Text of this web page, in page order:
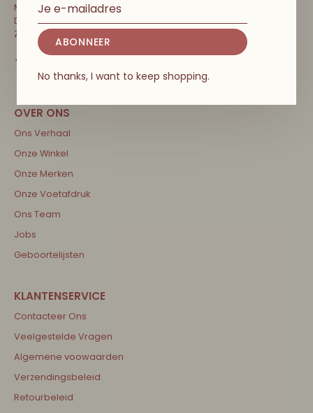
Ma-Vrij: 10u-13u en 13u30-18u30
Di: Terug open! 10u-13u en 13u30-18u30
Za, zo, vakanties & feestdagen: 10u-18u30
Ons Verhaal
Onze Winkel
Onze Merken
Onze Voetafdruk
Ons Team
Jobs
Geboortelijsten
Contacteer Ons
Veelgestelde Vragen
Algemene voowaarden
Verzendingsbeleid
Retourbeleid
ABONNEER
No thanks, I want to keep shopping.